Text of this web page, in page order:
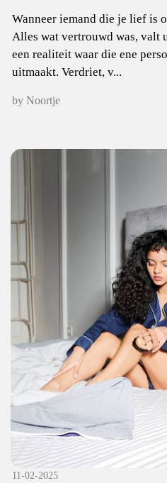
Wanneer iemand die je lief is
Alles wat vertrouwd was, valt
een realiteit waar die ene
uitmaakt. Verdriet, v...
by Noortje
11-02-2025